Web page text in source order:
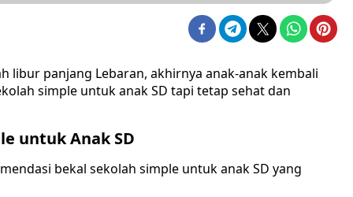
libur panjang Lebaran, akhirnya anak-anak kembali
simple untuk anak SD tapi tetap sehat dan
untuk Anak SD
bekal sekolah simple untuk anak SD yang